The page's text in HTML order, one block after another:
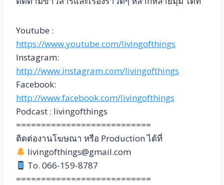
Youtube :
https://www.youtube.com/livingofthings
Instagram:
http://www.instagram.com/livingofthings
Facebook:
http://www.facebook.com/livingofthings
Podcast : livingofthings
===========================
ติดต่องานโฆษณา หรือ Production ได้ที่
livingofthings@gmail.com
To. 066-159-8787
===========================